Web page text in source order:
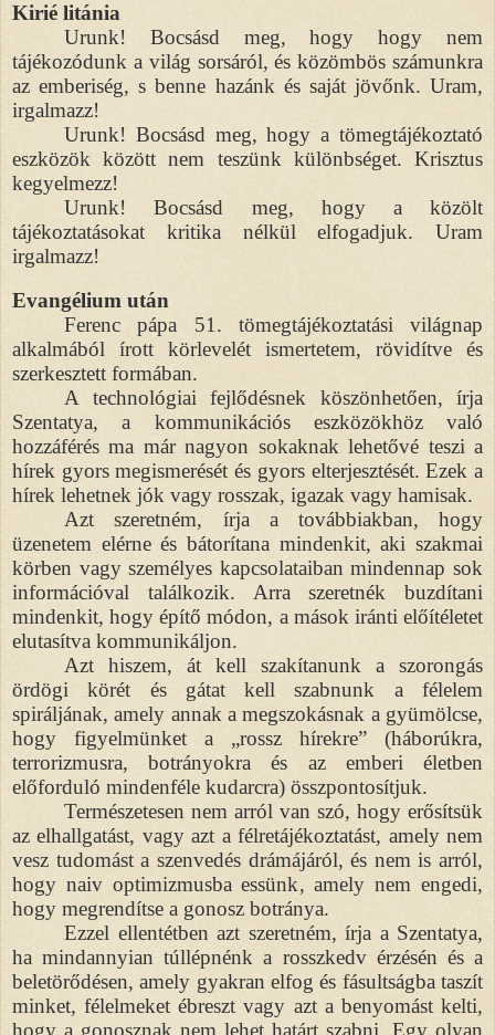
Kirié litánia
Urunk! Bocsásd meg, hogy hogy nem
tájékozódunk a világ sorsáról, és közömbös számunkra
az emberiség, s benne hazánk és saját jövőnk. Uram,
irgalmazz!
Urunk! Bocsásd meg, hogy a tömegtájékoztató
eszközök között nem teszünk különbséget. Krisztus
kegyelmezz!
Urunk! Bocsásd meg, hogy a közölt
tájékoztatásokat kritika nélkül elfogadjuk. Uram
irgalmazz!
Evangélium után
Ferenc pápa 51. tömegtájékoztatási világnap
alkalmából írott körlevelét ismertetem, rövidítve és
szerkesztett formában.
A technológiai fejlődésnek köszönhetően, írja
Szentatya, a kommunikációs eszközökhöz való
hozzáférés ma már nagyon sokaknak lehetővé teszi a
hírek gyors megismerését és gyors elterjesztését. Ezek a
hírek lehetnek jók vagy rosszak, igazak vagy hamisak.
Azt szeretném, írja a továbbiakban, hogy
üzenetem elérne és bátorítana mindenkit, aki szakmai
körben vagy személyes kapcsolataiban mindennap sok
információval találkozik. Arra szeretnék buzdítani
mindenkit, hogy építő módon, a mások iránti előítéletet
elutasítva kommunikáljon.
Azt hiszem, át kell szakítanunk a szorongás
ördögi körét és gátat kell szabnunk a félelem
spiráljának, amely annak a megszokásnak a gyümölcse,
hogy figyelmünket a „rossz hírekre” (háborúkra,
terrorizmusra, botrányokra és az emberi életben
előforduló mindenféle kudarcra) összpontosítjuk.
Természetesen nem arról van szó, hogy erősítsük
az elhallgatást, vagy azt a félretájékoztatást, amely nem
vesz tudomást a szenvedés drámájáról, és nem is arról,
hogy naiv optimizmusba essünk, amely nem engedi,
hogy megrendítse a gonosz botránya.
Ezzel ellentétben azt szeretném, írja a Szentatya,
ha mindannyian túllépnénk a rosszkedv érzésén és a
beletörődésen, amely gyakran elfog és fásultságba taszít
minket, félelmeket ébreszt vagy azt a benyomást kelti,